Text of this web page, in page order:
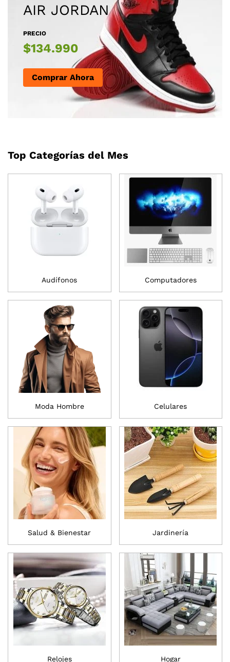
AIR JORDAN
PRECIO
$134.990
Comprar Ahora
Top Categorías del Mes
Audífonos Computadores
Moda Hombre Celulares
Salud & Bienestar Jardinería
Relojes Hogar